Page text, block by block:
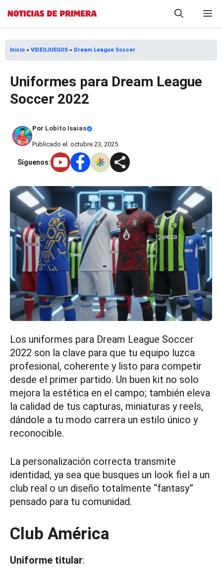
Saltar
contenido
Inicio » VIDEOJUEGOS » Dream League Soccer
Uniformes para Dream League
Soccer 2022
Por Lobito Isaias
Publicado el: octubre 23, 2025
Síguenos:
Los uniformes para Dream League Soccer
2022 son la clave para que tu equipo luzca
profesional, coherente y listo para competir
desde el primer partido. Un buen kit no solo
mejora la estética en el campo; también eleva
la calidad de tus capturas, miniaturas y reels,
dándole a tu modo carrera un estilo único y
reconocible.
La personalización correcta transmite
identidad, ya sea que busques un look fiel a un
club real o un diseño totalmente “fantasy”
pensado para tu comunidad.
Club América
Uniforme titular: